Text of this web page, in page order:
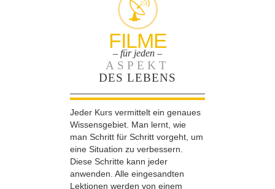
FILME
– für jeden –
ASPEKT
DES LEBENS
Jeder Kurs vermittelt ein genaues
Wissensgebiet. Man lernt, wie
man Schritt für Schritt vorgeht, um
eine Situation zu verbessern.
Diese Schritte kann jeder
anwenden. Alle eingesandten
Lektionen werden von einem